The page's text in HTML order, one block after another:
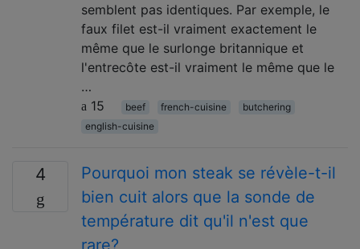
semblent pas identiques. Par exemple, le
faux filet est-il vraiment exactement le
même que le surlonge britannique et
l'entrecôte est-il vraiment le même que le
…
15
beef french-cuisine
butchering
english-cuisine
4
Pourquoi mon steak se révèle-t-il
bien cuit alors que la sonde de
température dit qu'il n'est que
rare?